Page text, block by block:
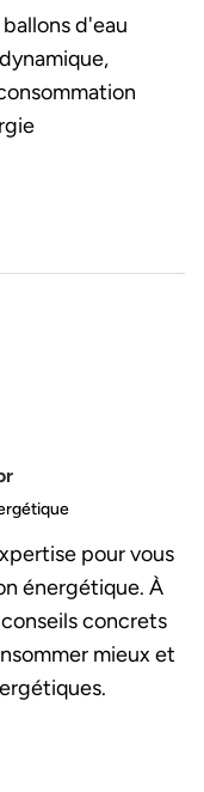
d'eau
pour vous
énergétique. À
concrets
mieux et